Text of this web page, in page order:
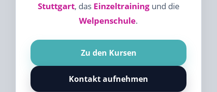
Stuttgart, das Einzeltrainingund die
Welpenschule.
Zu den Kursen
Kontakt aufnehmen